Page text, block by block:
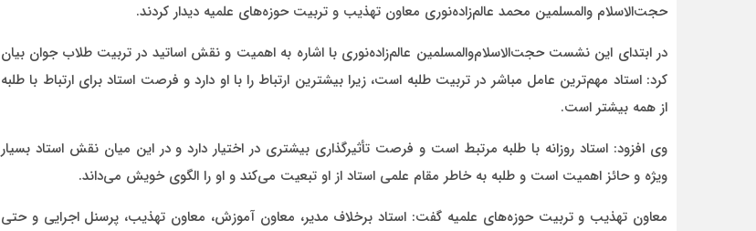
حجت‌الاسلام والمسلمین محمد عالم‌زاده‌نوری معاون تهذیب و تربیت حوزه‌های علمیه دیدار کردند.
در ابتدای این نشست حجت‌الاسلام‌والمسلمین عالم‌زاده‌نوری با اشاره به اهمیت و نقش اساتید در تربیت طلاب جوان بیان
کرد: استاد مهم‌ترین عامل مباشر در تربیت طلبه است، زیرا بیشترین ارتباط را با او دارد و فرصت استاد برای ارتباط با طلبه
از همه بیشتر است.
وی افزود: استاد روزانه با طلبه مرتبط است و فرصت تأثیرگذاری بیشتری در اختیار دارد و در این میان نقش استاد بسیار
ویژه و حائز اهمیت است و طلبه به خاطر مقام علمی استاد از او تبعیت می‌کند و او را الگوی خویش می‌داند.
معاون تهذیب و تربیت حوزه‌های علمیه گفت: استاد برخلاف مدیر، معاون آموزش، معاون تهذیب، پرسنل اجرایی و حتی